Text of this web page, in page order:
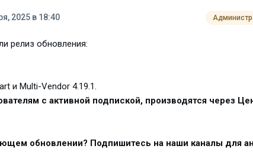
2025 в 18:40
релиз обновления:
и Multi-Vendor 4.19.1.
с активной подпиской, производятся через
обновлении? Подпишитесь на наши каналы для